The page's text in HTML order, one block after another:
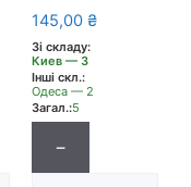
145,00 ₴
Зі складу:
Киев — 3
Інші скл.:
Одеса — 2
Загал.:5
−